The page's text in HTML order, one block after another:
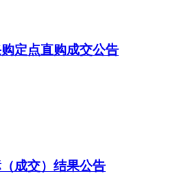
定点直购成交公告
成交）结果公告